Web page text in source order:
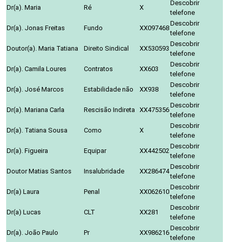
Dr(a). Maria
Ré X
Descobrir
telefone
Dr(a). Jonas Freitas
Fundo XX097468
Descobrir
telefone
Doutor(a). Maria Tatiana
Direito Sindical XX530593
Descobrir
telefone
Dr(a). Camila Loures
Contratos XX603
Descobrir
telefone
Dr(a). José Marcos
Estabilidade não XX938
Descobrir
telefone
Dr(a). Mariana Carla
Rescisão Indireta XX475356
Descobrir
telefone
Dr(a). Tatiana Sousa
Como X
Descobrir
telefone
Dr(a). Figueira
Equipar XX442502
Descobrir
telefone
Doutor Matias Santos
Insalubridade XX286474
Descobrir
telefone
Dr(a) Laura
Penal XX062610
Descobrir
telefone
Dr(a) Lucas
CLT XX281
Descobrir
telefone
Dr(a). João Paulo
Pr XX986216
Descobrir
telefone